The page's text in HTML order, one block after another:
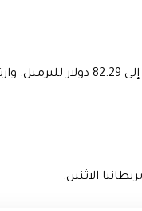
بحلول الساعة 0345 بتوقيت غرينتش صعدت العقود الآجلة لخام برنت
الاثنين.